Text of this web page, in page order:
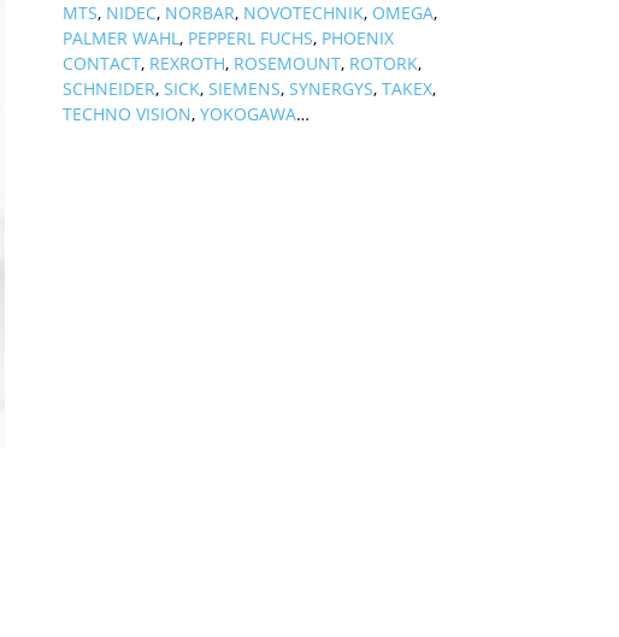
MTS, NIDEC, NORBAR, NOVOTECHNIK, OMEGA,
PALMER WAHL, PEPPERL FUCHS, PHOENIX
CONTACT, REXROTH, ROSEMOUNT, ROTORK,
SCHNEIDER, SICK, SIEMENS, SYNERGYS, TAKEX,
TECHNO VISION, YOKOGAWA…